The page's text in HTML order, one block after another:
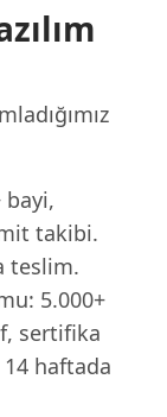
bayi,
takibi.
teslim.
5.000+
sertifika
haftada